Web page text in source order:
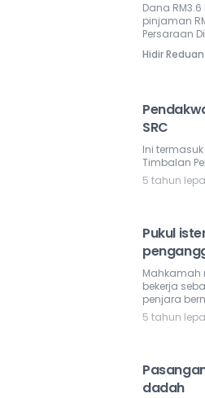
Dana
pinjaman
Persaraan
Hidir
SRC
Ini
Timbalan
5 tahun
Pukul
Mahkamah
bekerja
penjara
5 tahun
dadah